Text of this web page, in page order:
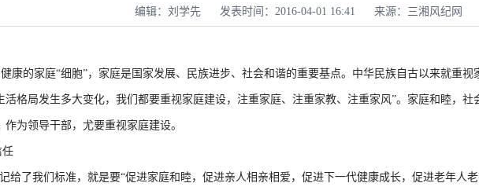
编辑：刘学先 发表时间：2016-04-01 16:41 来源：三湘风纪网
的家庭“细胞”，家庭是国家发展、民族进步、社会和谐的重要基点。中华民族自古以来就重视
活格局发生多大变化，我们都要重视家庭建设，注重家庭、注重家教、注重家风”。家庭和睦，
为领导干部，尤要重视家庭建设。
了我们标准，就是要“促进家庭和睦，促进亲人相亲相爱，促进下一代健康成长，促进老年人